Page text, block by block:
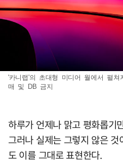
'카니랩'의 초대형 미디어 월에서 펼
매 및 DB 금지
하루가 언제나 맑고 평화롭기
그러나 실제는 그렇지 않은
도 이를 그대로 표현한다.